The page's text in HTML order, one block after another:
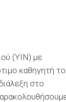
(ΥΙΝ) με
καθηγητή
στο